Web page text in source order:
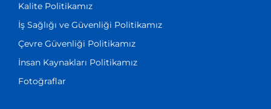
Kalite Politikamız
İş Sağlığı ve Güvenliği Politikamız
Çevre Güvenliği Politikamız
İnsan Kaynakları Politikamız
Fotoğraflar